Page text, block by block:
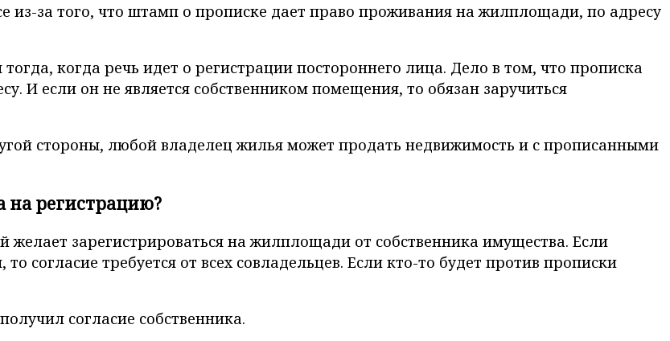
из-за того, что штамп о прописке дает право проживания на жилплощади, по адресу
когда речь идет о регистрации постороннего лица. Дело в том, что прописка
И если он не является собственником помещения, то обязан заручиться
стороны, любой владелец жилья может продать недвижимость и с прописанными
на регистрацию?
желает зарегистрироваться на жилплощади от собственника имущества. Если
согласие требуется от всех совладельцев. Если кто-то будет против прописки
согласие собственника.